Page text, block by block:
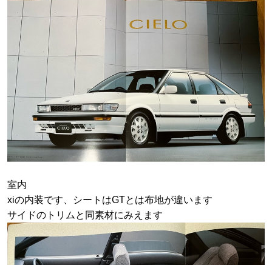
室内
xiの内装です、シートはGTとは布地が違います
サイドのトリムと同素材にみえます